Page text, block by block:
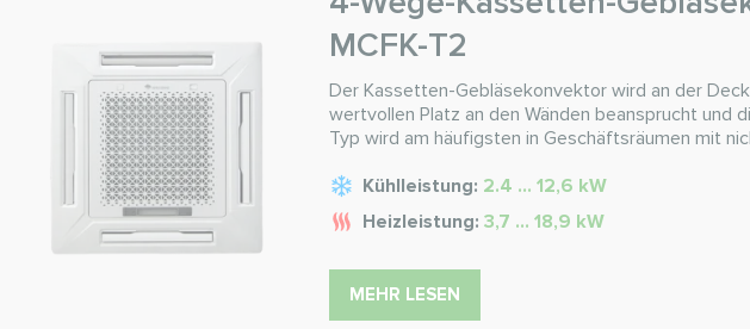
MCFK-T2
Der Kassetten-Gebläsekonvektor wird an der
wertvollen Platz an den Wänden beansprucht und
Typ wird am häufigsten in Geschäftsräumen mit
Kühlleistung: 2.4 ... 12,6 kW
Heizleistung: 3,7 ... 18,9 kW
MEHR LESEN